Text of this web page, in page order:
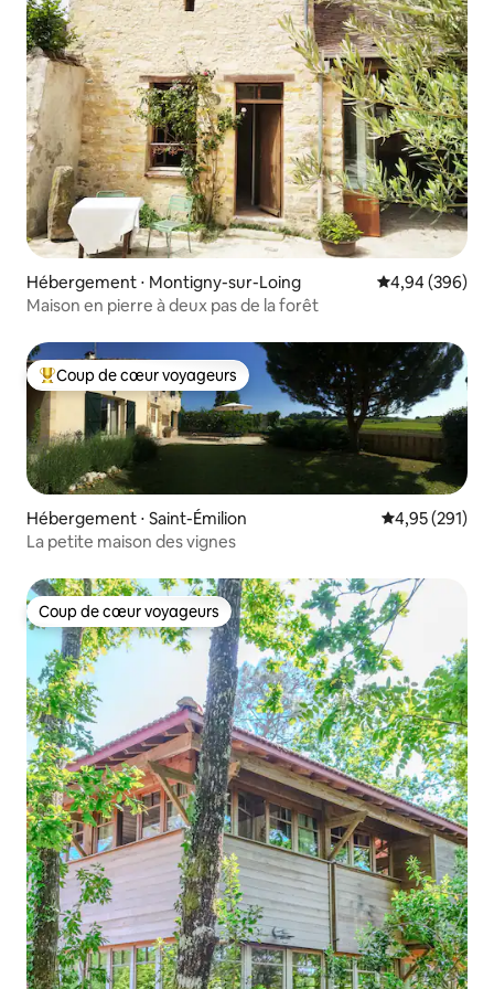
Hébergement ⋅ Montigny-sur-Loing Évaluation
4,94 (396)
Maison en pierre à deux pas de la forêt
Coups de cœur voyageurs les plus appréciés
Coup de cœur voyageurs
Hébergement ⋅ Saint-Émilion Évaluation
4,95 (291)
La petite maison des vignes
Coup de cœur voyageurs
Coup de cœur voyageurs